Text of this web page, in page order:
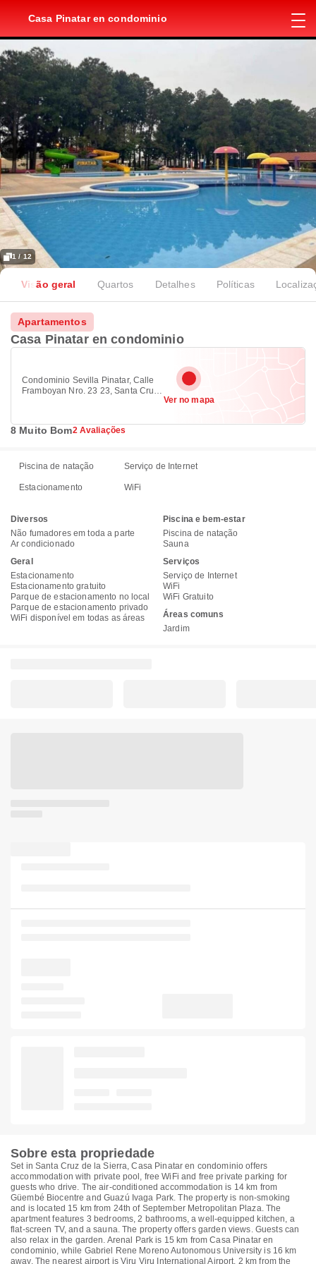
Casa Pinatar en condominio
1 / 12
Visão geral Quartos Detalhes Políticas
Apartamentos
Casa Pinatar en condominio
Condominio Sevilla Pinatar, Calle
Framboyan Nro. 23 23, Santa Cruz
Ver no mapa
8 Muito Bom2 Avaliações
Piscina de natação Serviço de Internet
Estacionamento WiFi
Diversos
Não fumadores em toda a parte
Ar condicionado
Geral
Estacionamento
Estacionamento gratuito
Parque de estacionamento no local
Parque de estacionamento privado
WiFi disponível em todas as áreas
Piscina e bem-estar
Piscina de natação
Sauna
Serviços
Serviço de Internet
WiFi
WiFi Gratuito
Áreas comuns
Jardim
Sobre esta propriedade
Set in Santa Cruz de la Sierra, Casa Pinatar en condominio offers
accommodation with private pool, free WiFi and free private parking for
guests who drive. The air-conditioned accommodation is 14 km from
Güembé Biocentre and Guazú Ivaga Park. The property is non-smoking
and is located 15 km from 24th of September Metropolitan Plaza. The
apartment features 3 bedrooms, 2 bathrooms, a well-equipped kitchen, a
flat-screen TV, and a sauna. The property offers garden views. Guests can
also relax in the garden. Arenal Park is 15 km from Casa Pinatar en
condominio, while Gabriel Rene Moreno Autonomous University is 16 km
away. The nearest airport is Viru Viru International Airport, 2 km from the